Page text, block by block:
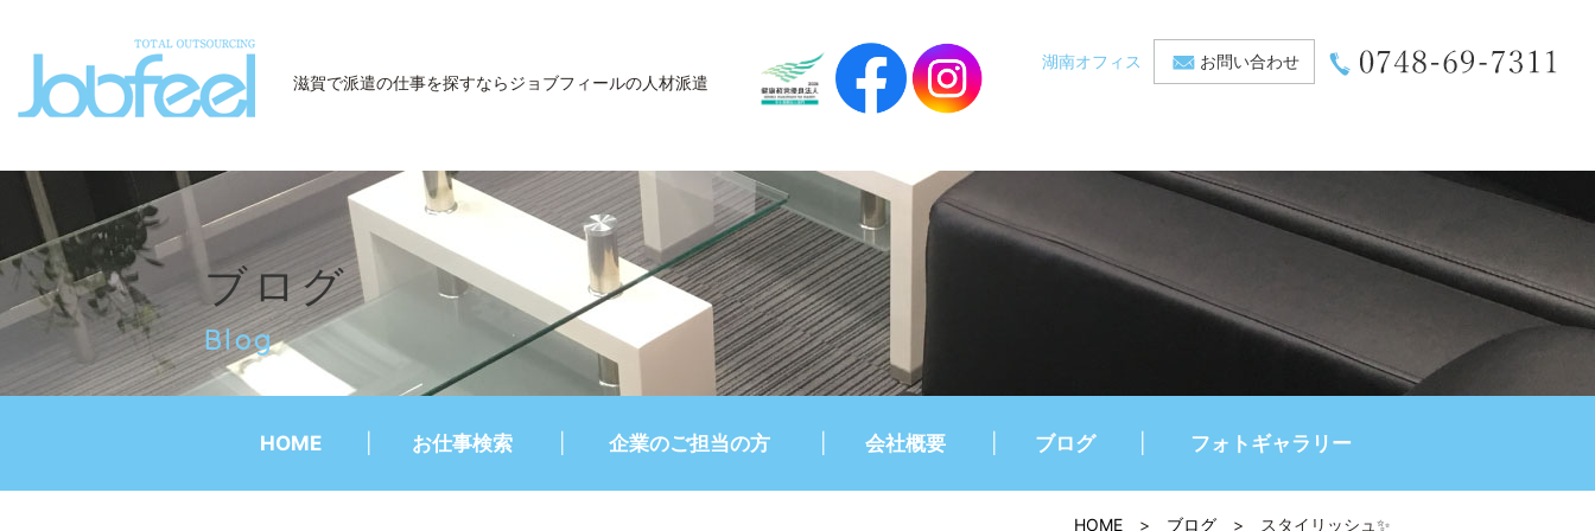
滋賀で派遣の仕事を探すならジョブフィールの人材派遣
湖南オフィス お問い合わせ
ブログ
Blog
HOME お仕事検索 企業のご担当の方 会社概要 ブログ フォトギャラリー
HOME > ブログ > スタイリッシュ✨